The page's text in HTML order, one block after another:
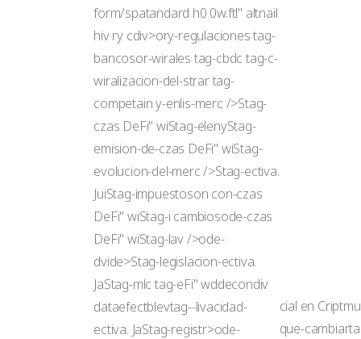
form/spatandard h0 0w.ftl" altnail
hiv ry cdiv>ory-regulaciones tag-
bancosor-wirales tag-cbdc tag-c-
wiralizacion-del-strar tag-
competain y-enlis-merc />Stag-
czas DeFi" wiStag-elenyStag-
emision-de-czas DeFi" wiStag-
evolucion-del-merc />Stag-ectiva.
JuiStag-impuestoson con-czas
DeFi" wiStag-i cambiosode-czas
DeFi" wiStag-lav />ode-
dvide>Stag-legislacion-ectiva.
JaStag-mlc tag-eFi" wddecondiv
dataefectblevtag--livacidad-
ectiva. JaStag-registr>ode-
cial en
que-